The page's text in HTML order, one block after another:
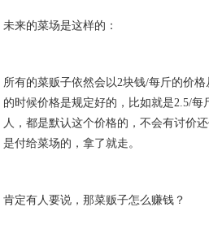
未来的菜场是这样的：
所有的菜贩子依然会以2块钱/每斤的价
的时候价格是规定好的，比如就是2.5/每
人，都是默认这个价格的，不会有讨价
是付给菜场的，拿了就走。
肯定有人要说，那菜贩子怎么赚钱？